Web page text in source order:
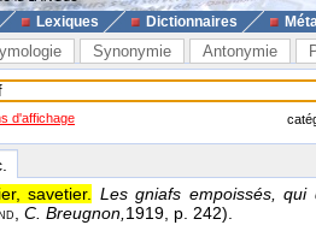
Lexiques Dictionnaires
Synonymie Antonymie
d'affichage
savetier. Les gniafs empoissés, qui
, C. Breugnon,1919, p. 242).